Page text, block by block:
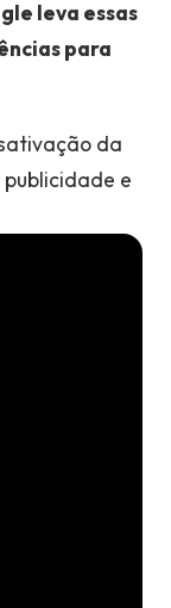
leva essas
para
da
e